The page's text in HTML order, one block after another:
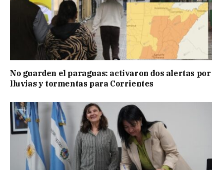
No guarden el paraguas: activaron dos alertas por
lluvias y tormentas para Corrientes